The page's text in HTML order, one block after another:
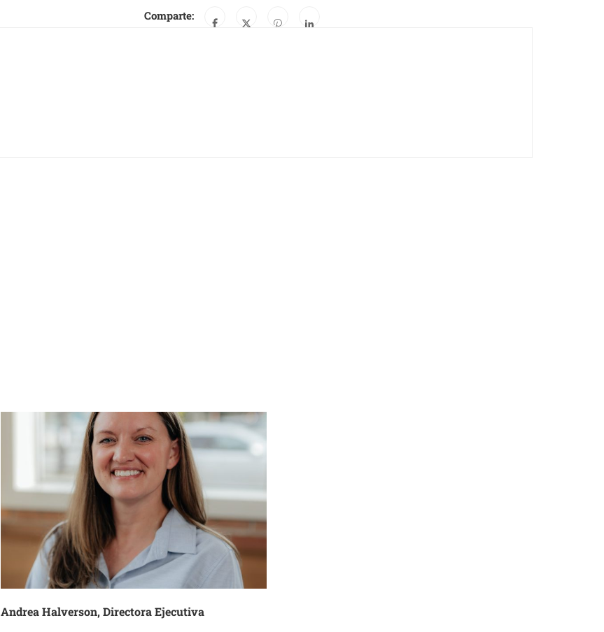
Comparte:
Andrea Halverson, Directora Ejecutiva